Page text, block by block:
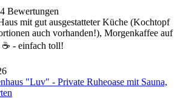
Bewertungen
mit gut ausgestatteter Küche (Kochtopf
auch vorhanden!), Morgenkaffee auf
☕️ - einfach toll!
"Luv" - Private Ruheoase mit Sauna,